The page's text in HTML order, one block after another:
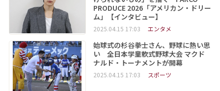
PRODUCE 2026「アメリカン・ドリー
ム」【インタビュー】
2025.04.15 17:03 エンタメ
始球式の杉谷拳士さん、野球に熱い思
い 全日本学童軟式野球大会 マクド
ナルド・トーナメントが開幕
2025.04.15 17:03 スポーツ